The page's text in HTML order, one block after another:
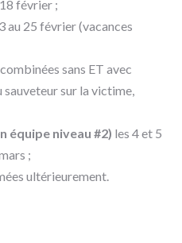
février ;
au 25 février (vacances
sans ET avec
sauveteur sur la victime,
équipe niveau #2) les 4 et 5
;
ultérieurement.